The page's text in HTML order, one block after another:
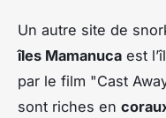
Un autre site de
îles Mamanuca est
par le film "Cast
sont riches en